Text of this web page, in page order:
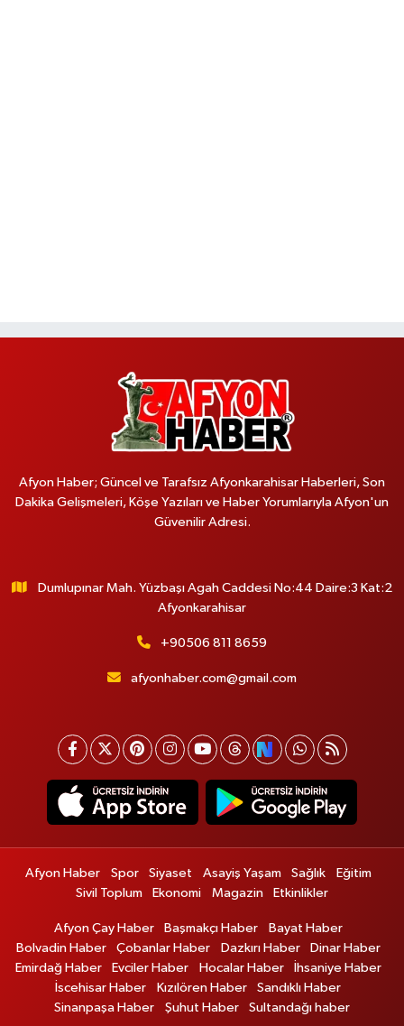
Afyon Haber; Güncel ve Tarafsız Afyonkarahisar Haberleri, Son
Dakika Gelişmeleri, Köşe Yazıları ve Haber Yorumlarıyla Afyon'un
Güvenilir Adresi.
Dumlupınar Mah. Yüzbaşı Agah Caddesi No:44 Daire:3 Kat:2
Afyonkarahisar
+90506 811 8659
afyonhaber.com@gmail.com
Afyon Haber Spor Siyaset Asayiş Yaşam Sağlık
Eğitim
Sivil Toplum
Ekonomi Magazin Etkinlikler
Afyon Çay Haber Başmakçı Haber
Bayat Haber
Bolvadin Haber
Çobanlar Haber Dazkırı Haber
Dinar Haber
Emirdağ Haber
Evciler Haber Hocalar Haber
İhsaniye Haber
İscehisar Haber
Kızılören Haber
Sandıklı Haber
Sinanpaşa Haber
Şuhut Haber Sultandağı haber